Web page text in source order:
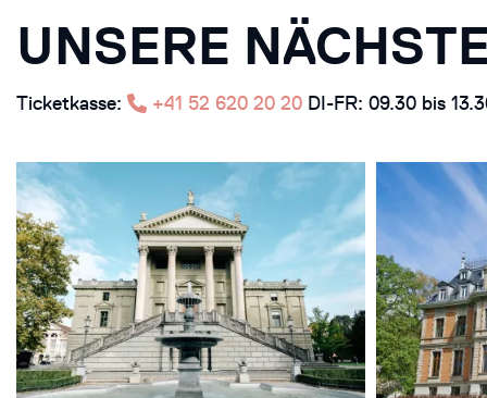
UNSERE
Ticketkasse: +41 52 620 20 20 DI-FR: 09.30 bis